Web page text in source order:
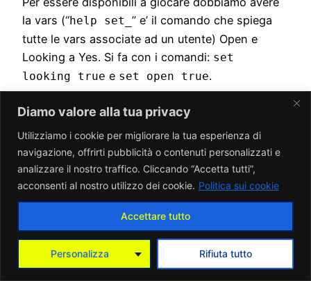
Diamo valore alla tua privacy
Utilizziamo i cookie per migliorare la tua esperienza di
navigazione, offrirti pubblicità o contenuti personalizzati e
analizzare il nostro traffico. Cliccando “Accetta tutti”,
acconsenti al nostro utilizzo dei cookie. Politica sui cookie
Personalizza Rifiuta tutto
Accettare tutto
la vars (“help set_ ” e’ il comando che spiega
tutte le vars associate ad un utente) Open e
Looking a Yes. Si fa con i comandi: set
looking true e set open true.
In questo caso quindi si puo’ essere contattato
Per giocare oltre all’opzione da GUI in figura ci